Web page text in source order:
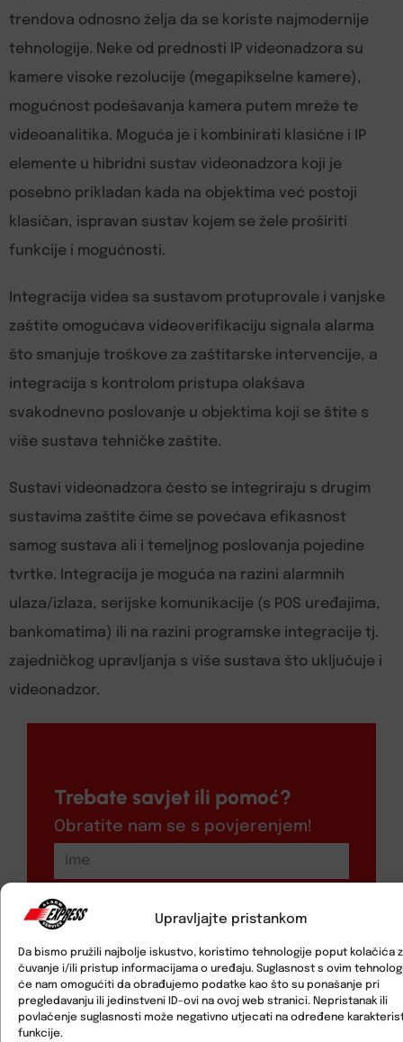
Upravljajte pristankom
Da bismo pružili najbolje iskustvo, koristimo tehnologije poput kolačića
čuvanje i/ili pristup informacijama o uređaju. Suglasnost s ovim
će nam omogućiti da obrađujemo podatke kao što su ponašanje pri
pregledavanju ili jedinstveni ID-ovi na ovoj web stranici. Nepristanak ili
povlačenje suglasnosti može negativno utjecati na određene
funkcije.
trendova odnosno želja da se koriste najmodernije
tehnologije. Neke od prednosti IP videonadzora su
kamere visoke rezolucije (megapikselne kamere),
mogućnost podešavanja kamera putem mreže te
videoanalitika. Moguća je i kombinirati klasične i IP
elemente u hibridni sustav videonadzora koji je
posebno prikladan kada na objektima već postoji
klasičan, ispravan sustav kojem se žele proširiti
funkcije i mogućnosti.
Integracija videa sa sustavom protuprovale i vanjske
zaštite omogućava videoverifikaciju signala alarma
što smanjuje troškove za zaštitarske intervencije, a
integracija s kontrolom pristupa olakšava
svakodnevno poslovanje u objektima koji se štite s
više sustava tehničke zaštite.
Sustavi videonadzora često se integriraju s drugim
sustavima zaštite čime se povećava efikasnost
samog sustava ali i temeljnog poslovanja pojedine
tvrtke. Integracija je moguća na razini alarmnih
ulaza/izlaza, serijske komunikacije (s POS uređajima,
bankomatima) ili na razini programske integracije tj.
zajedničkog upravljanja s više sustava što uključuje i
videonadzor.
Trebate savjet ili pomoć?
Obratite nam se s povjerenjem!